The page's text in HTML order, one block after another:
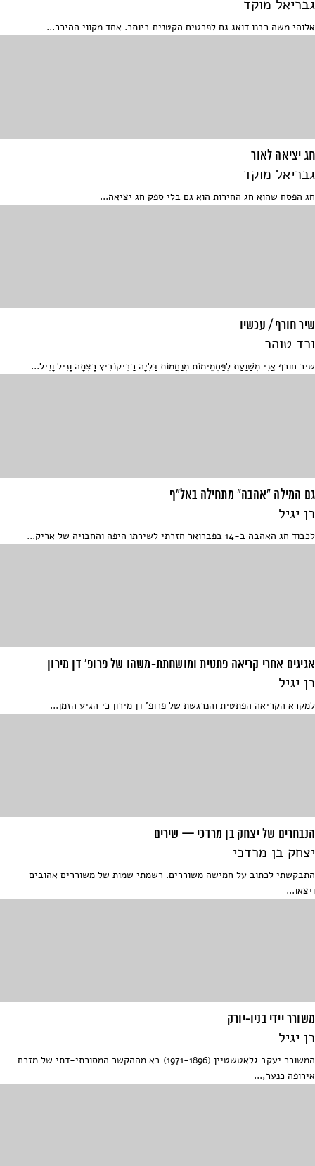
גבריאל מוקד
אלוהי משה רבנו דואג גם לפרטים הקטנים ביותר. אחד מקווי ההיכר...
חג יציאה לאור
גבריאל מוקד
חג הפסח שהוא חג החירות הוא גם בלי ספק חג יציאה...
שיר חורף / עכשיו
ורד טוהר
שיר חורף אֲנִי מְשַׁוַּעַת לְפַּחְמֵימוֹת מְנַחֲמוֹת דַּלְיָה רַבִּיקוֹבִיץ רָצְתָה וָנִיל וָנִיל...
גם המילה "אהבה" מתחילה באל"ף
רן יגיל
לכבוד חג האהבה ב-14 בפברואר חזרתי לשירתו היפה והחבויה של אריק...
אגיגים אחרי קריאה פתטית ומושחתת-משהו של פרופ' דן מירון
רן יגיל
למקרא הקריאה הפתטית והנרגשת של פרופ' דן מירון כי הגיע הזמן...
הנבחרים של יצחק בן מרדכי — שירים
יצחק בן מרדכי
התבקשתי לכתוב על חמישה משוררים. רשמתי שמות של משוררים אהובים
ויצאו...
משורר יידי בניו-יורק
רן יגיל
המשורר יעקב גלאטשטיין (1971-1896) בא מההקשר המסורתי-דתי של מזרח
אירופה כנער,...